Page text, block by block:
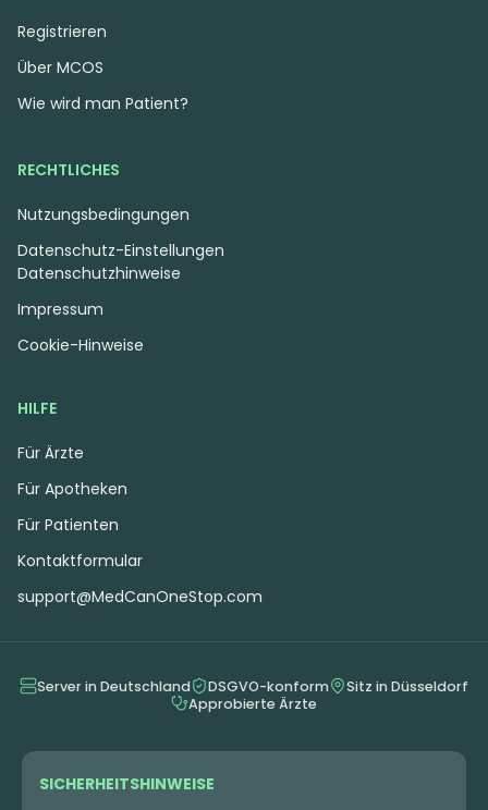
Registrieren
Über MCOS
Wie wird man Patient?
HILFE
Für Ärzte
Für Apotheken
Für Patienten
Kontaktformular
support@MedCanOneStop.com
RECHTLICHES
Nutzungsbedingungen
Datenschutzhinweise
Impressum
Cookie-Hinweise
Datenschutz-Einstellungen
Server in Deutschland DSGVO-konform
Sitz in Düsseldorf
Approbierte Ärzte
SICHERHEITSHINWEISE